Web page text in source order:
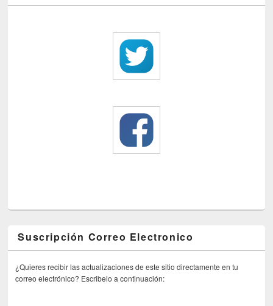
Suscripción Correo Electronico
¿Quieres recibir las actualizaciones de este sitio directamente en tu
correo electrónico? Escribelo a continuación: